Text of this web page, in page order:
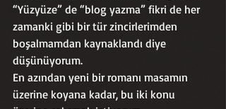
“Yüzyüze” de “blog yazma” fikri de her
zamanki gibi bir tür zincirlerimden
boşalmamdan kaynaklandı diye
düşünüyorum.
En azından yeni bir romanı masamın
üzerine koyana kadar, bu iki konu